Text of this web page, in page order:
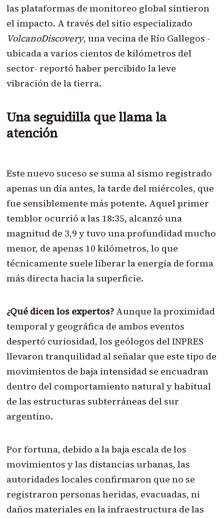
las plataformas de monitoreo global sintieron
el impacto. A través del sitio especializado
VolcanoDiscovery, una vecina de Río Gallegos -
ubicada a varios cientos de kilómetros del
sector- reportó haber percibido la leve
vibración de la tierra.
Una seguidilla que llama la
atención
Este nuevo suceso se suma al sismo registrado
apenas un día antes, la tarde del miércoles, que
fue sensiblemente más potente. Aquel primer
temblor ocurrió a las 18:35, alcanzó una
magnitud de 3,9 y tuvo una profundidad mucho
menor, de apenas 10 kilómetros, lo que
técnicamente suele liberar la energía de forma
más directa hacia la superficie.
¿Qué dicen los expertos?Aunque la proximidad
temporal y geográfica de ambos eventos
despertó curiosidad, los geólogos del INPRES
llevaron tranquilidad al señalar que este tipo de
movimientos de baja intensidad se encuadran
dentro del comportamiento natural y habitual
de las estructuras subterráneas del sur
argentino.
Por fortuna, debido a la baja escala de los
movimientos y las distancias urbanas, las
autoridades locales confirmaron que no se
registraron personas heridas, evacuadas, ni
daños materiales en la infraestructura de las